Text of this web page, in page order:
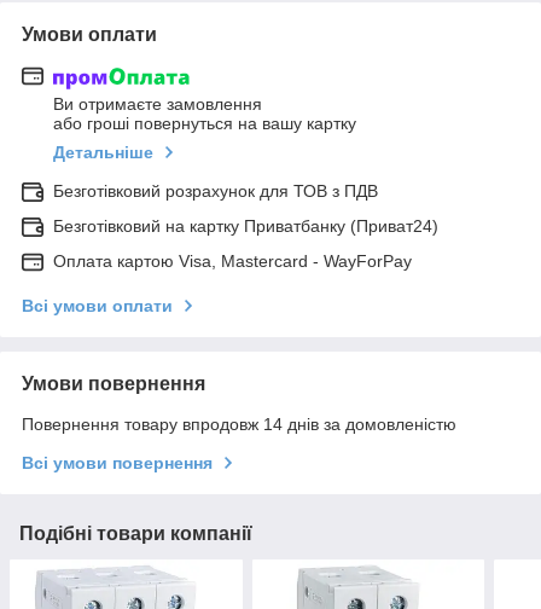
Умови оплати
Ви отримаєте замовлення
або гроші повернуться на вашу картку
Детальніше
Безготівковий розрахунок для ТОВ з ПДВ
Безготівковий на картку Приватбанку (Приват24)
Оплата картою Visa, Mastercard - WayForPay
Всі умови оплати
Умови повернення
Повернення товару впродовж 14 днів за домовленістю
Всі умови повернення
Подібні товари компанії